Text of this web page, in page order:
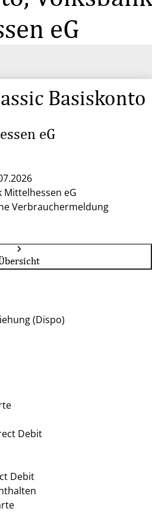
eG
Basiskonto
eG
eG
Verbrauchermeldung
(Dispo)
Debit
Debit